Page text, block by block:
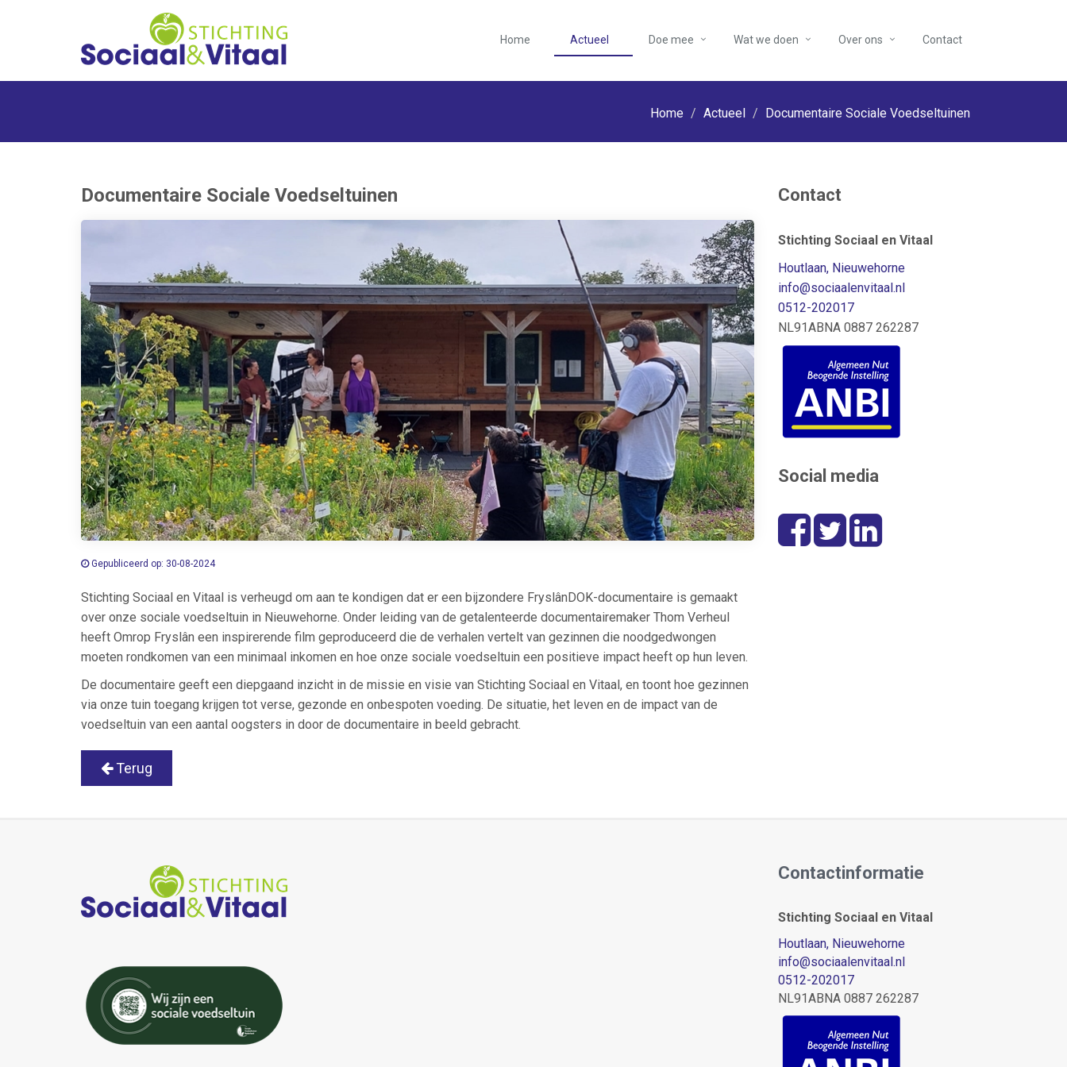
Home Actueel Doe mee Wat we doen Over ons Contact
Home Actueel Documentaire Sociale Voedseltuinen
Documentaire Sociale Voedseltuinen
Gepubliceerd op: 30-08-2024
Stichting Sociaal en Vitaal is verheugd om aan te kondigen dat er een bijzondere FryslânDOK-documentaire is gemaakt
over onze sociale voedseltuin in Nieuwehorne. Onder leiding van de getalenteerde documentairemaker Thom Verheul
heeft Omrop Fryslân een inspirerende film geproduceerd die de verhalen vertelt van gezinnen die noodgedwongen
moeten rondkomen van een minimaal inkomen en hoe onze sociale voedseltuin een positieve impact heeft op hun leven.
De documentaire geeft een diepgaand inzicht in de missie en visie van Stichting Sociaal en Vitaal, en toont hoe gezinnen
via onze tuin toegang krijgen tot verse, gezonde en onbespoten voeding. De situatie, het leven en de impact van de
voedseltuin van een aantal oogsters in door de documentaire in beeld gebracht.
Terug
Contact
Stichting Sociaal en Vitaal
Houtlaan, Nieuwehorne
info@sociaalenvitaal.nl
0512-202017
NL91ABNA 0887 262287
Social media
Contactinformatie
Stichting Sociaal en Vitaal
Houtlaan, Nieuwehorne
info@sociaalenvitaal.nl
0512-202017
NL91ABNA 0887 262287